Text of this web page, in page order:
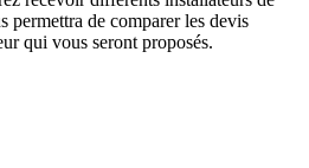
permettra de comparer les devis
qui vous seront proposés.